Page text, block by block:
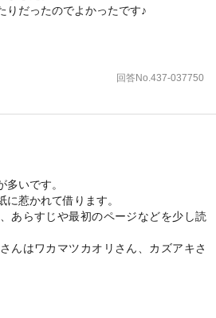
りだったのでよかったです♪
回答No.437-037750
いです。
惹かれて借ります。
あらすじや最初のページなどを少し読
んはワカマツカオリさん、カズアキさ